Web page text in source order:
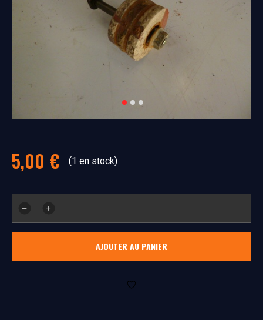
5,00 € (1 en stock)
roulette
AJOUTER AU PANIER